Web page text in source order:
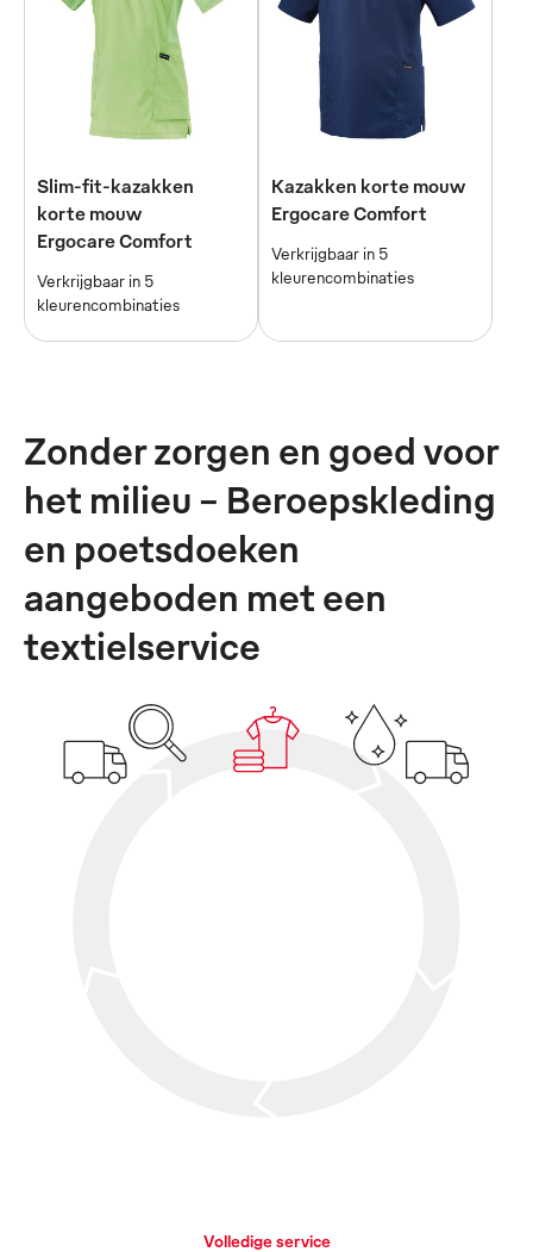
Slim-fit-kazakken
korte mouw
Ergocare Comfort
Verkrijgbaar in 5
kleurencombinaties
Kazakken korte mouw
Ergocare Comfort
Verkrijgbaar in 5
kleurencombinaties
Zonder zorgen en goed voor
het milieu - Beroepskleding
en poetsdoeken
aangeboden met een
textielservice
Volledige service